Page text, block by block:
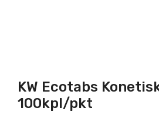
KW Ecotabs
100kpl/pkt